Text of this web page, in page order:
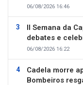
06/08/2026 16:46
II Semana da
debates e
06/08/2026 16:22
Cadela morre
Bombeiros